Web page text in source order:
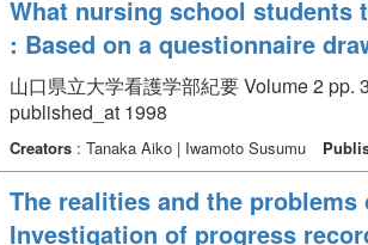
What nursing school students
: Based on a questionnaire
山口県立大学看護学部紀要 Volume 2 pp.
published_at 1998
Creators: Tanaka Aiko | Iwamoto Susumu
The realities and the
Investigation of progress